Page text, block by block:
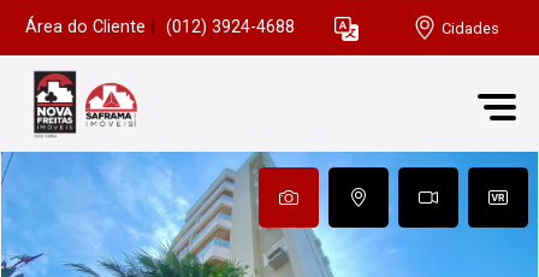
Área do Cliente (012) 3924-4688 Cidades